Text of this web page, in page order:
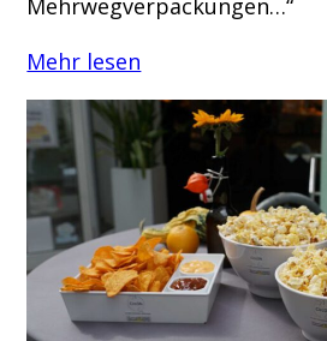
Mehr lesen